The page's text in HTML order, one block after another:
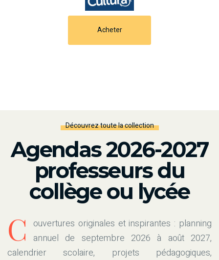
Acheter
Découvrez toute la collection
Agendas 2026-2027
professeurs du
collège ou lycée
C
ouvertures originales et inspirantes : planning
annuel de septembre 2026 à août 2027,
calendrier scolaire, projets pédagogiques,